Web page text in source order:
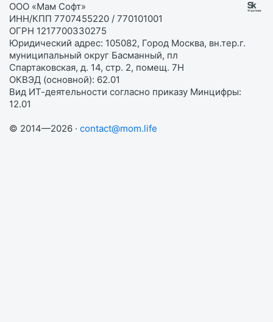
ООО «Мам Софт»
ИНН/КПП 7707455220 / 770101001
ОГРН 1217700330275
Юридический адрес: 105082, Город Москва, вн.тер.г.
муниципальный округ Басманный, пл
Спартаковская, д. 14, стр. 2, помещ. 7Н
ОКВЭД (основной): 62.01
Вид ИТ-деятельности согласно приказу Минцифры:
12.01
© 2014—2026 · contact@mom.life